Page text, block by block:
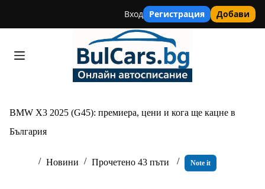
Вход Регистрация Добави
BMW X3 2025 (G45): премиера, цени и кога ще кацне в
България
Новини Прочетено 43 пъти Note it